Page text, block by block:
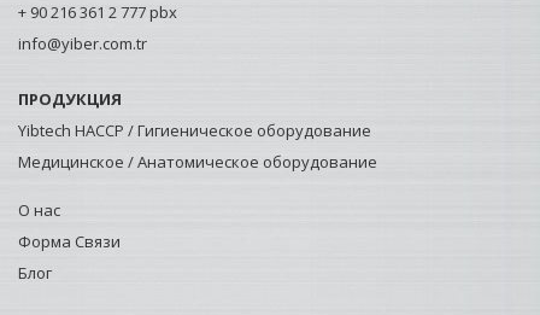
+ 90 216 361 2 777 pbx
info@yiber.com.tr
ПРОДУКЦИЯ
Yibtech HACCP / Гигиеническое оборудование
Медицинское / Анатомическое оборудование
О нас
Форма Связи
Блог